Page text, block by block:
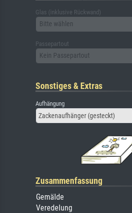
Glas (inklusive Rückwand)
Bitte wählen
Passepartout
Kein Passepartout
Sonstiges & Extras
Aufhängung
Zackenaufhänger (gesteckt)
Zusammenfassung
Gemälde
Veredelung